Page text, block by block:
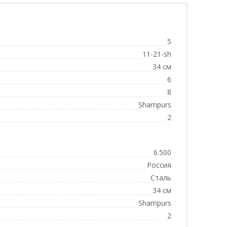
5
11-21-sh
34 см
6
8
Shampurs
2
6.500
Россия
Сталь
34 см
Shampurs
2